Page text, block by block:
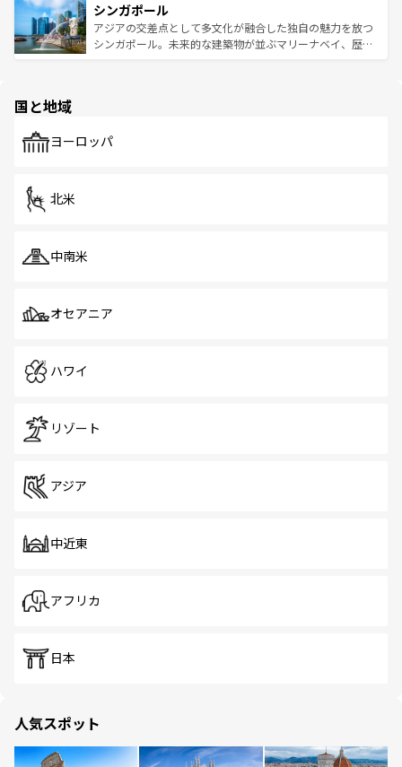
参照してほしい。
激する。気候は一年中温暖で、どの季節にも異なる楽しみ
が待っている。親しみやすいタイの人々、仏教を中心とし
た文化、そして多様な観光資源が、訪れる旅人を魅了し続
み、どこを訪れても感動するはず。観光スポットが密集し
ており、効率よく見どころを回れるのも魅力。息をのむよ
うな絶景から文化的な体験まで、香港を存分に楽しみ尽く
シンガポール
アジアの交差点として多文化が融合した独自の魅力を放つ
シンガポール。未来的な建築物が並ぶマリーナベイ、歴史
で、ホーカーズは地元の風情を楽しめる外せないスポット
国と地域
ヨーロッパ
北米
中南米
オセアニア
ハワイ
リゾート
アジア
中近東
アフリカ
日本
人気スポット